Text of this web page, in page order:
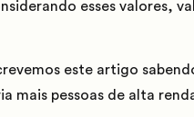
esses valores,
este artigo
mais pessoas de alta